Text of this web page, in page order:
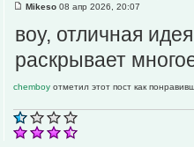
Mikeso 08 апр 2026, 20:07
воу, отличная
раскрывает
chemboy отметил этот пост как